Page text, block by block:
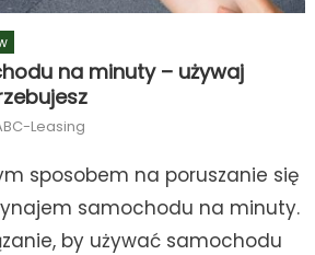
na minuty – używaj
Leasing
sposobem na poruszanie się
samochodu na minuty.
by używać samochodu